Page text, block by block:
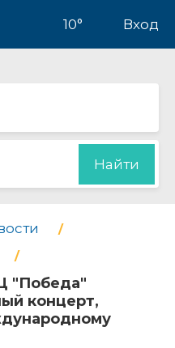
10° Вход
Найти
"Победа"
концерт,